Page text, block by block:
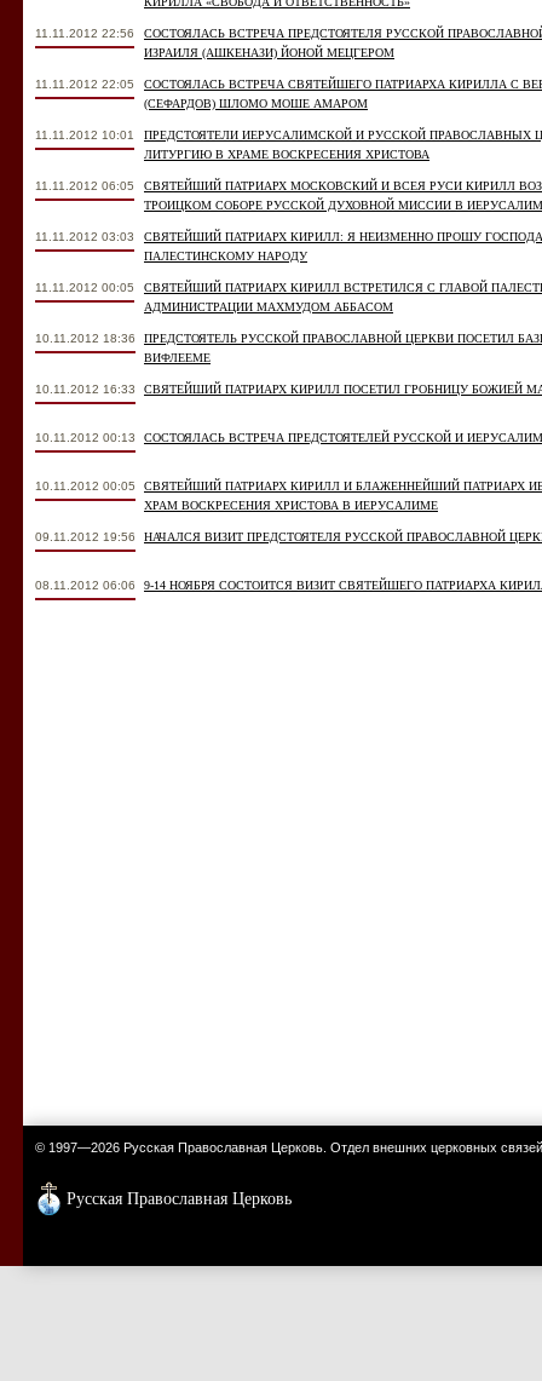
11.11.2012 22:56
СОСТОЯЛАСЬ ВСТРЕЧА ПРЕДСТОЯТЕЛЯ РУССКОЙ
ИЗРАИЛЯ (АШКЕНАЗИ) ЙОНОЙ МЕЦГЕРОМ
11.11.2012 22:05
СОСТОЯЛАСЬ ВСТРЕЧА СВЯТЕЙШЕГО ПАТРИАРХА КИРИЛЛА С
(СЕФАРДОВ) ШЛОМО МОШЕ АМАРОМ
11.11.2012 10:01
ПРЕДСТОЯТЕЛИ ИЕРУСАЛИМСКОЙ И РУССКОЙ ПРАВОСЛАВНЫХ
ЛИТУРГИЮ В ХРАМЕ ВОСКРЕСЕНИЯ ХРИСТОВА
11.11.2012 06:05
СВЯТЕЙШИЙ ПАТРИАРХ МОСКОВСКИЙ И ВСЕЯ РУСИ КИРИЛЛ
ТРОИЦКОМ СОБОРЕ РУССКОЙ ДУХОВНОЙ МИССИИ В
11.11.2012 03:03
СВЯТЕЙШИЙ ПАТРИАРХ КИРИЛЛ: Я НЕИЗМЕННО ПРОШУ
ПАЛЕСТИНСКОМУ НАРОДУ
11.11.2012 00:05
СВЯТЕЙШИЙ ПАТРИАРХ КИРИЛЛ ВСТРЕТИЛСЯ С ГЛАВОЙ
АДМИНИСТРАЦИИ МАХМУДОМ АББАСОМ
10.11.2012 18:36
ПРЕДСТОЯТЕЛЬ РУССКОЙ ПРАВОСЛАВНОЙ ЦЕРКВИ ПОСЕТИЛ
ВИФЛЕЕМЕ
10.11.2012 16:33 СВЯТЕЙШИЙ ПАТРИАРХ КИРИЛЛ ПОСЕТИЛ ГРОБНИЦУ БОЖИЕЙ
10.11.2012 00:13 СОСТОЯЛАСЬ ВСТРЕЧА ПРЕДСТОЯТЕЛЕЙ РУССКОЙ И
10.11.2012 00:05
СВЯТЕЙШИЙ ПАТРИАРХ КИРИЛЛ И БЛАЖЕННЕЙШИЙ ПАТРИАРХ
ХРАМ ВОСКРЕСЕНИЯ ХРИСТОВА В ИЕРУСАЛИМЕ
09.11.2012 19:56 НАЧАЛСЯ ВИЗИТ ПРЕДСТОЯТЕЛЯ РУССКОЙ ПРАВОСЛАВНОЙ
08.11.2012 06:06 9-14 НОЯБРЯ СОСТОИТСЯ ВИЗИТ СВЯТЕЙШЕГО ПАТРИАРХА
© 1997—2026 Русская Православная Церковь. Отдел внешних церковных связей
Русская Православная Церковь